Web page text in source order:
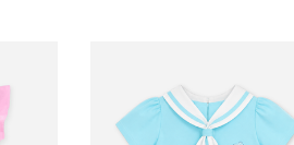
trên toàn quốc, mẹ yên tâm